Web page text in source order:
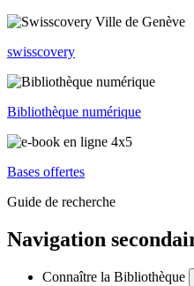
swisscovery
Bibliothèque numérique
Bases offertes
Guide de recherche
Navigation
Connaître la Bibliothèque